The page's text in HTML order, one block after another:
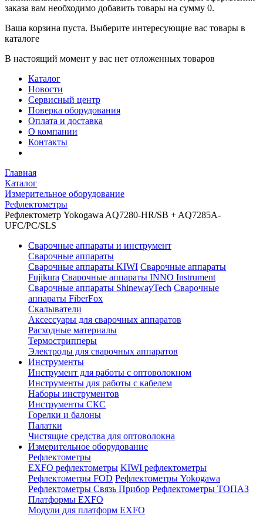
заказа вам необходимо добавить товары на сумму 0.
Ваша корзина пуста. Выберите интересующие вас товары в
каталоге
В настоящий момент у вас нет отложенных товаров
Каталог
Новости
Сервисный центр
Поверка оборудования
Оплата и доставка
О компании
Контакты
Главная
Каталог
Измерительное оборудование
Рефлектометры
Рефлектометр Yokogawa AQ7280-HR/SB + AQ7285A-
UFC/PC/SLS
Сварочные аппараты и инструмент
Сварочные аппараты
Сварочные аппараты KIWI Сварочные аппараты
Fujikura Сварочные аппараты INNO Instrument
Сварочные аппараты ShinewayTech Cварочные
аппараты FiberFox
Скалыватели
Аксессуары для сварочных аппаратов
Расходные материалы
Термострипперы
Электроды для сварочных аппаратов
Инструменты
Инструмент для работы с оптоволокном
Инструменты для работы с кабелем
Наборы инструментов
Инструменты СКС
Горелки и балоны
Палатки
Чистящие средства для оптоволокна
Измерительное оборудование
Рефлектометры
EXFO рефлектометры KIWI рефлектометры
Рефлектометры FOD Рефлектометры Yokogawa
Рефлектометры Связь Прибор Рефлектометры ТОПАЗ
Платформы EXFO
Модули для платформ EXFO